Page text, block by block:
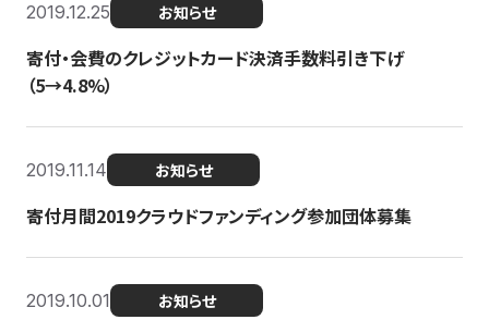
2019.12.25 お知らせ
寄付・会費のクレジットカード決済手数料引き下げ
（5→4.8%）
2019.11.14 お知らせ
寄付月間2019クラウドファンディング参加団体募集
2019.10.01 お知らせ